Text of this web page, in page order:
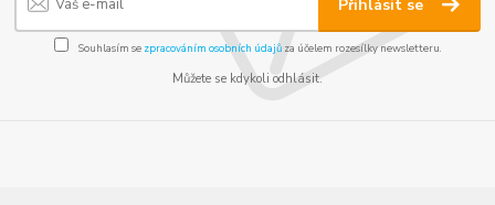
Přihlásit se
Souhlasím se zpracováním osobních údajůza účelem rozesílky newsletteru.
Můžete se kdykoli odhlásit.